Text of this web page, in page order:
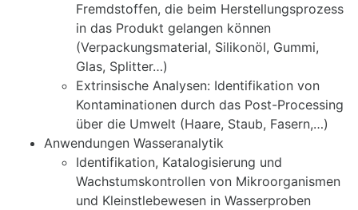
Fremdstoffen, die beim Herstellungsprozess
in das Produkt gelangen können
(Verpackungsmaterial, Silikonöl, Gummi,
Glas, Splitter…)
Extrinsische Analysen: Identifikation von
Kontaminationen durch das Post-Processing
über die Umwelt (Haare, Staub, Fasern,…)
Anwendungen Wasseranalytik
Identifikation, Katalogisierung und
Wachstumskontrollen von Mikroorganismen
und Kleinstlebewesen in Wasserproben